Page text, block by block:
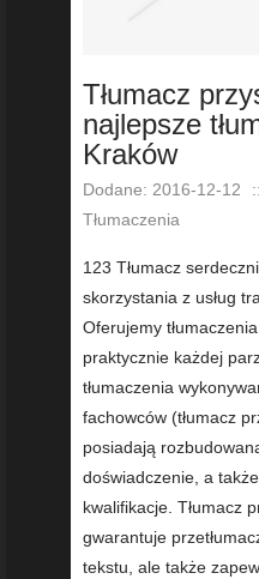
Tłumacz
najlepsze
Kraków
Dodane: 2016-12-12 ::
Tłumaczenia
123 Tłumacz
skorzystania z usług
Oferujemy
praktycznie każdej
tłumaczenia
fachowców (tłumacz
posiadają
doświadczenie, a
kwalifikacje. Tłumacz
gwarantuje
tekstu, ale także